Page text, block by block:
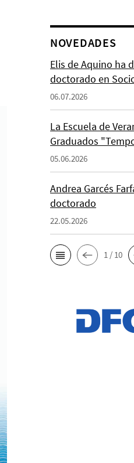
NOVEDADES
Elis de Aquino ha
doctorado en
06.07.2026
La Escuela de
Graduados
05.06.2026
Andrea Garcés
doctorado
22.05.2026
1 / 10